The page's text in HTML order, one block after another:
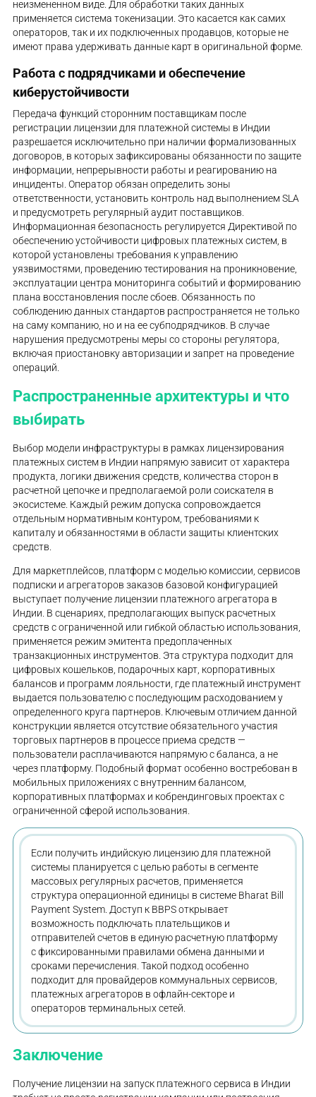
неизмененном виде. Для обработки таких данных
применяется система токенизации. Это касается как самих
операторов, так и их подключенных продавцов, которые не
имеют права удерживать данные карт в оригинальной форме.
Работа с подрядчиками и обеспечение
киберустойчивости
Передача функций сторонним поставщикам после
регистрации лицензии для платежной системы в Индии
разрешается исключительно при наличии формализованных
договоров, в которых зафиксированы обязанности по защите
информации, непрерывности работы и реагированию на
инциденты. Оператор обязан определить зоны
ответственности, установить контроль над выполнением SLA
и предусмотреть регулярный аудит поставщиков.
Информационная безопасность регулируется Директивой по
обеспечению устойчивости цифровых платежных систем, в
которой установлены требования к управлению
уязвимостями, проведению тестирования на проникновение,
эксплуатации центра мониторинга событий и формированию
плана восстановления после сбоев. Обязанность по
соблюдению данных стандартов распространяется не только
на саму компанию, но и на ее субподрядчиков. В случае
нарушения предусмотрены меры со стороны регулятора,
включая приостановку авторизации и запрет на проведение
операций.
Распространенные архитектуры и что
выбирать
Выбор модели инфраструктуры в рамках лицензирования
платежных систем в Индии напрямую зависит от характера
продукта, логики движения средств, количества сторон в
расчетной цепочке и предполагаемой роли соискателя в
экосистеме. Каждый режим допуска сопровождается
отдельным нормативным контуром, требованиями к
капиталу и обязанностями в области защиты клиентских
средств.
Для маркетплейсов, платформ с моделью комиссии, сервисов
подписки и агрегаторов заказов базовой конфигурацией
выступает получение лицензии платежного агрегатора в
Индии. В сценариях, предполагающих выпуск расчетных
средств с ограниченной или гибкой областью использования,
применяется режим эмитента предоплаченных
транзакционных инструментов. Эта структура подходит для
цифровых кошельков, подарочных карт, корпоративных
балансов и программ лояльности, где платежный инструмент
выдается пользователю с последующим расходованием у
определенного круга партнеров. Ключевым отличием данной
конструкции является отсутствие обязательного участия
торговых партнеров в процессе приема средств —
пользователи расплачиваются напрямую с баланса, а не
через платформу. Подобный формат особенно востребован в
мобильных приложениях с внутренним балансом,
корпоративных платформах и кобрендинговых проектах с
ограниченной сферой использования.
Если получить индийскую лицензию для платежной
системы планируется с целью работы в сегменте
массовых регулярных расчетов, применяется
структура операционной единицы в системе Bharat Bill
Payment System. Доступ к BBPS открывает
возможность подключать плательщиков и
отправителей счетов в единую расчетную платформу
с фиксированными правилами обмена данными и
сроками перечисления. Такой подход особенно
подходит для провайдеров коммунальных сервисов,
платежных агрегаторов в офлайн-секторе и
операторов терминальных сетей.
Заключение
Получение лицензии на запуск платежного сервиса в Индии